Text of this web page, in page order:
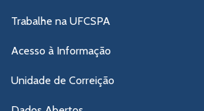
Trabalhe na UFCSPA
Acesso à Informação
Unidade de Correição